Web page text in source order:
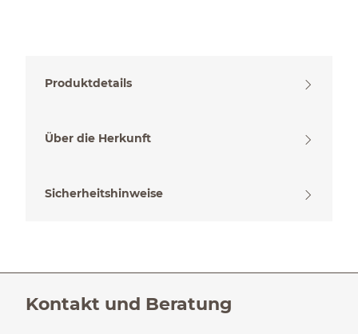
Produktdetails
Über die Herkunft
Sicherheitshinweise
Kontakt und Beratung